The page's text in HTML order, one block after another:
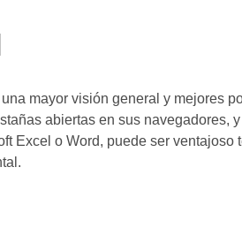
mayor visión general y mejores
abiertas en sus navegadores,
Excel o Word, puede ser ventajoso